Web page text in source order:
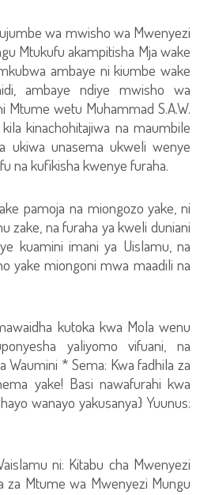
wa mwisho wa Mwenyezi
Mtukufu akampitisha Mja wake
ambaye ni kiumbe wake
ambaye ndiye mwisho wa
Mtume wetu Muhammad S.A.W.
kinachohitajiwa na maumbile
ukiwa unasema ukweli wenye
na kufikisha kwenye furaha.
pamoja na miongozo yake, ni
zake, na furaha ya kweli duniani
kuamini imani ya Uislamu, na
yake miongoni mwa maadili na
kutoka kwa Mola wenu
yaliyomo vifuani, na
* Sema: Kwa fadhila za
yake! Basi nawafurahi kwa
wanayo yakusanya} Yuunus:
ni: Kitabu cha Mwenyezi
za Mtume wa Mwenyezi Mungu